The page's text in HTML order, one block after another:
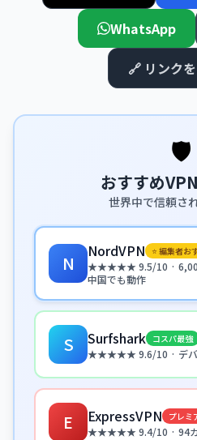
WhatsApp
🔗 リンク
🛡️
おすすめ
世界中で信頼さ
N
NordVPN ⭐ 編集者お
★★★★★ 9.5/10 ·
中国でも動作
S Surfshark コスパ最強
★★★★★ 9.6/10 · デバ
E ExpressVPN プレミ
★★★★★ 9.4/10 · 94カ